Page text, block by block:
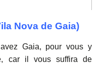
Nova de Gaia)
Gaia, pour vous y
car il vous suffira de